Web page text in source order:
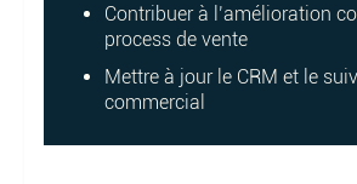
Contribuer à l’amélioration
process de vente
Mettre à jour le CRM et le
commercial